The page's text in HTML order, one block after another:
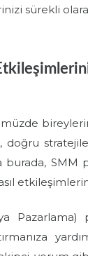
sürekli
doğru
SMM
Pazarlama)